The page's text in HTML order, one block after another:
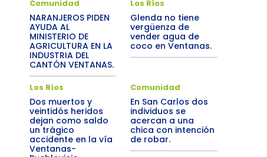
Comunidad
NARANJEROS PIDEN
AYUDA AL
MINISTERIO DE
AGRICULTURA EN LA
INDUSTRIA DEL
CANTÓN VENTANAS.
Los Ríos
Glenda no tiene
vergüenza de
vender agua de
coco en Ventanas.
Los Ríos
Dos muertos y
veintidós heridos
dejan como saldo
un trágico
accidente en la vía
Ventanas-
Comunidad
En San Carlos dos
individuos se
acercan a una
chica con intención
de robar.